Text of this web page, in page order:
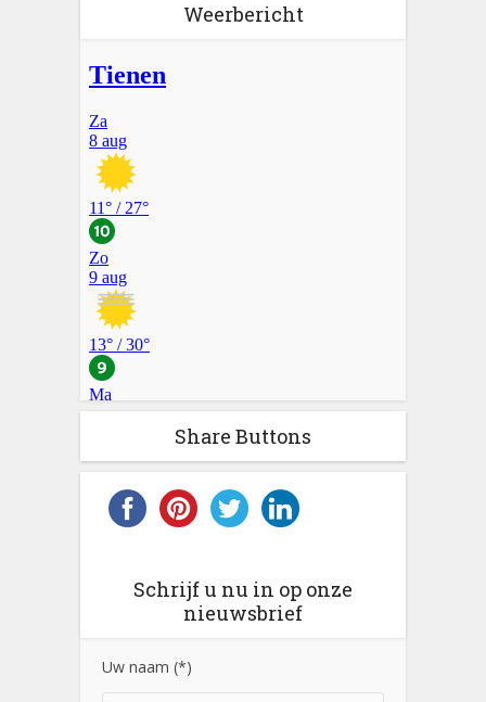
Weerbericht
Share Buttons
Schrijf u nu in op onze
nieuwsbrief
Uw naam (*)